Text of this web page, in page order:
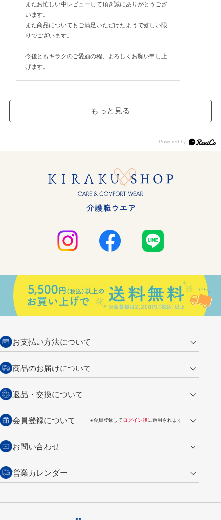
またお忙しい中レビューして頂き誠にありがとうござ
います。
また商品についてもご満足いただけたようで嬉しい限
りでございます。
今後ともキラクのご愛顧の程、よろしくお願い申し上
げます。
もっと見る
お支払い方法について
クレジットカード
代金引換
銀行振込【前払い】
商品のお届けについて
営業日午前11時までの決済完了の
ご注文は翌営業日の発送
送料：全国一律 660円（税込）
詳しくはご利用ガイドをご覧ください。
返品・交換について
返品の場合
商品到着後7日以内・未使用品に限り返品を承ります。問い合わせフォーム
からご連絡ください。詳しくは
い。
商品到着後7日以内に限り交換を承ります。
からご連絡
会員登録について ※会員登録してログイン後に適用されます
・新規ご入会で
・税込み2,200円以上のお買い上げで
・次回のお買い物に使えるポイントがお買い上げごとに
ント付与されます。
お問い合わせ
トンボ製品・サービスに関する
お問い合わせ
営業カレンダー